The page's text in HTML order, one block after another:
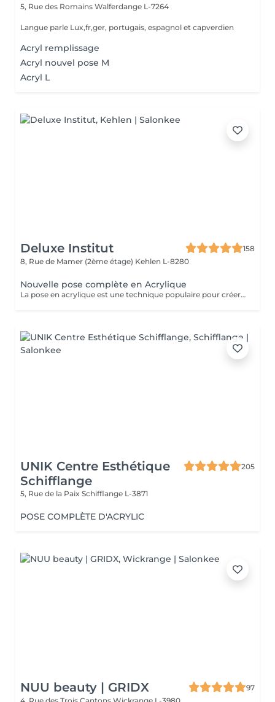
5, Rue des Romains Walferdange L-7264
Langue parle Lux,fr,ger, portugais, espagnol et capverdien
Acryl remplissage
Acryl nouvel pose M
Acryl L
Deluxe Institut
158
8, Rue de Mamer (2ème étage) Kehlen L-8280
Nouvelle pose complète en Acrylique
La pose en acrylique est une technique populaire pour créer des ongles parfaits, durables et résistants. Elle permet de prolonger la longueur des ongles et d'obtenir une finition lisse et professionnelle. Ce soin est particulièrement recommandé pour celles qui souhaitent des ongles solides et durables. L'acrylique remplace le gel.
UNIK Centre Esthétique
Schifflange
205
5, Rue de la Paix Schifflange L-3871
POSE COMPLÈTE D'ACRYLIC
NUU beauty | GRIDX
97